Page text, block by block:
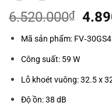
6.520.000₫
Giá
là:
Mã sản phẩm: FV‑30GS4
Công suất: 59 W
Lỗ khoét vuông: 32.5 x
Độ ồn: 38 dB